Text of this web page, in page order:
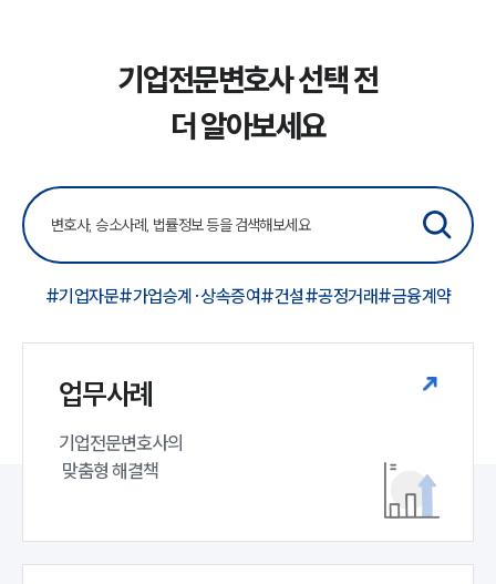
기업전문변호사 선택 전
더 알아보세요
#기업자문#가업승계·상속증여#건설#공정거래#금융계약
업무사례
기업전문변호사의
맞춤형 해결책